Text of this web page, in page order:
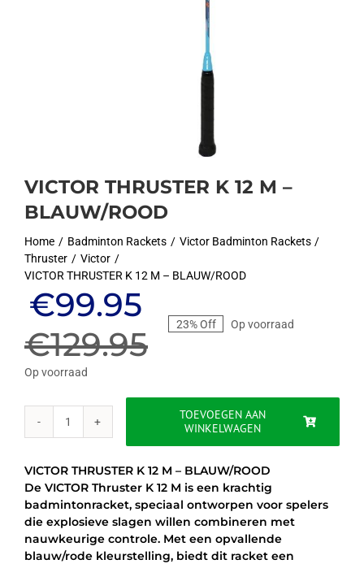
VICTOR THRUSTER K 12 M –
BLAUW/ROOD
Home Badminton Rackets
Victor Badminton Rackets
Thruster
Victor
VICTOR THRUSTER K 12 M – BLAUW/ROOD
€129.95
Oorspronkelijke
prijs
was:
€129.95.
€99.95
Huidige
prijs
is:
€99.95.
23% Off Op voorraad
Op voorraad
VICTOR
M
BLAUW/ROOD
aantal
TOEVOEGEN AAN
WINKELWAGEN
VICTOR THRUSTER K 12 M – BLAUW/ROOD
De VICTOR Thruster K 12 M is een krachtig
badmintonracket, speciaal ontworpen voor spelers
die explosieve slagen willen combineren met
nauwkeurige controle. Met een opvallende
blauw/rode kleurstelling, biedt dit racket een